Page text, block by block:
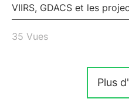
VIIRS, GDACS et les
en quelques minutes le
quelle zone, avec des
35 Vues
Plus